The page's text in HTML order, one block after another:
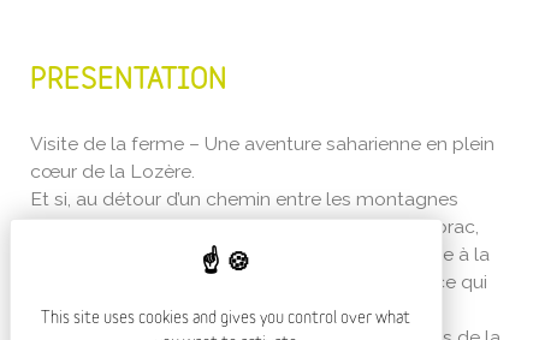
PRESENTATION
Visite de la ferme – Une aventure saharienne en plein
cœur de la Lozère.
Et si, au détour d’un chemin entre les montagnes
lozériennes et les plateaux désertiques de l’Aubrac,
vous découvriez… un coin de Sahara ? Bienvenue à la
ferme aux dromadaires, un lieu unique en France qui
vous transporte dans les grandes étendues de
This site uses cookies and gives you control over what